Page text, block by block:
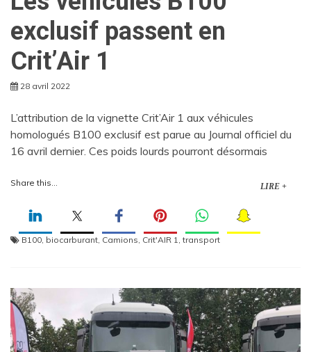
exclusif passent en
Crit’Air 1
28 avril 2022
L’attribution de la vignette Crit’Air 1 aux véhicules
homologués B100 exclusif est parue au Journal officiel du
16 avril dernier. Ces poids lourds pourront désormais
Share this... LIRE +
B100 biocarburant Camions Crit'AIR 1 ,transport